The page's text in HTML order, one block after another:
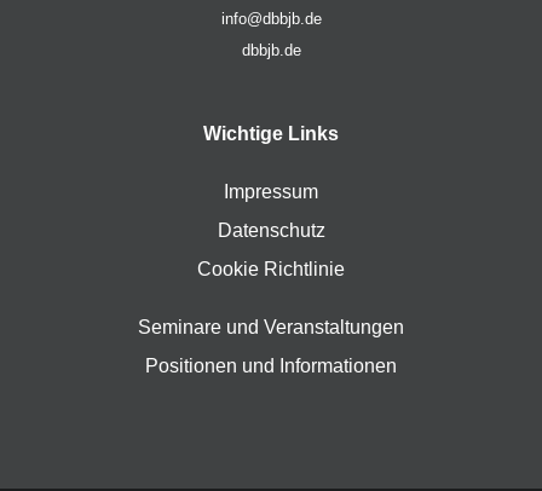
info@dbbjb.de
dbbjb.de
Wichtige Links
Impressum
Datenschutz
Cookie Richtlinie
Seminare und Veranstaltungen
Positionen und Informationen